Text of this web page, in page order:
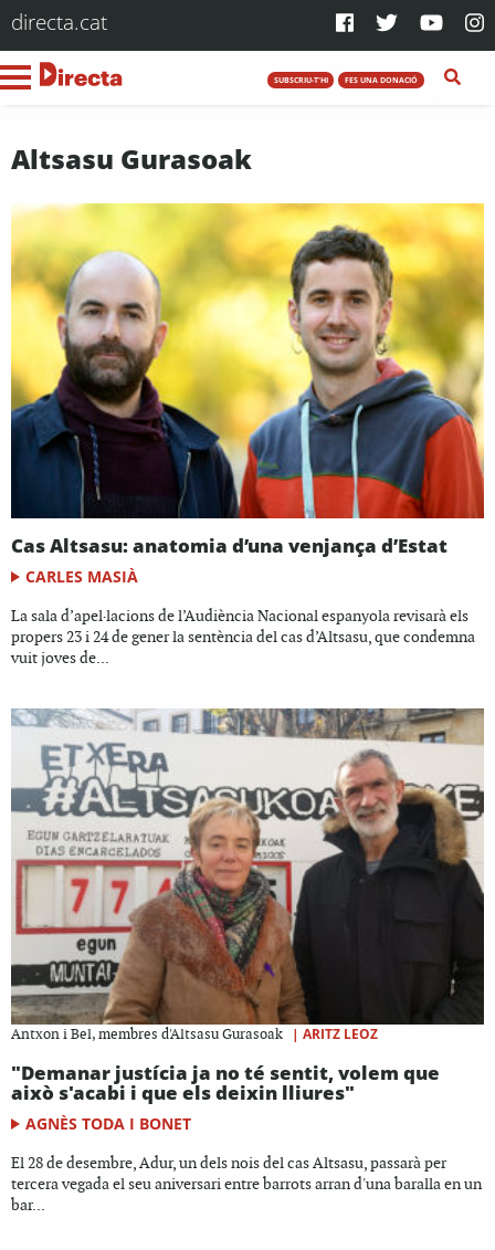
directa.cat
SUBSCRIU-T'HI FES UNA DONACIÓ
Altsasu Gurasoak
Cas Altsasu: anatomia d’una venjança d’Estat
CARLES MASIÀ
La sala d’apel·lacions de l’Audiència Nacional espanyola revisarà els
propers 23 i 24 de gener la sentència del cas d’Altsasu, que condemna
vuit joves de...
Antxon i Bel, membres d'Altsasu Gurasoak | ARITZ LEOZ
"Demanar justícia ja no té sentit, volem que
això s'acabi i que els deixin lliures"
AGNÈS TODA I BONET
El 28 de desembre, Adur, un dels nois del cas Altsasu, passarà per
tercera vegada el seu aniversari entre barrots arran d'una baralla en un
bar...